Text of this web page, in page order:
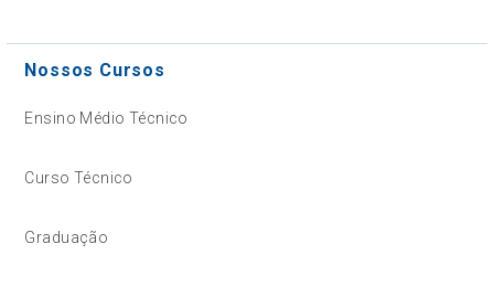
Nossos Cursos
Ensino Médio Técnico
Curso Técnico
Graduação